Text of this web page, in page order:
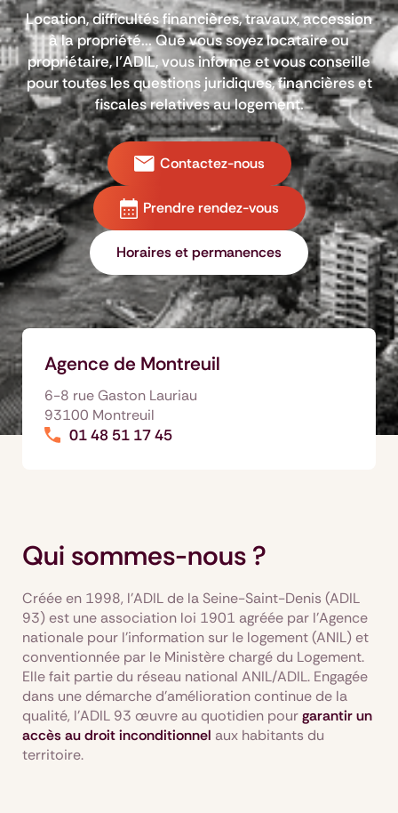
Location, difficultés financières, travaux, accession
à la propriété... Que vous soyez locataire ou
propriétaire, l’ADIL, vous informe et vous conseille
pour toutes les questions juridiques, financières et
fiscales relatives au logement.
Contactez-nous
Prendre rendez-vous
Horaires et permanences
Agence de Montreuil
6-8 rue Gaston Lauriau
93100 Montreuil
01 48 51 17 45
Qui sommes-nous ?
Créée en 1998, l’ADIL de la Seine-Saint-Denis (ADIL
93) est une association loi 1901 agréée par l’Agence
nationale pour l’information sur le logement (ANIL) et
conventionnée par le Ministère chargé du Logement.
Elle fait partie du réseau national ANIL/ADIL. Engagée
dans une démarche d’amélioration continue de la
qualité, l’ADIL 93 œuvre au quotidien pourgarantir un
accès au droit inconditionnel aux habitants du
territoire.